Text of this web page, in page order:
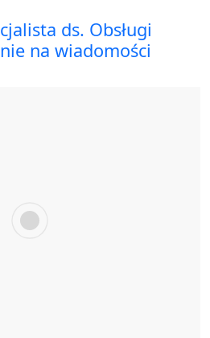
ds. Obsługi
na wiadomości